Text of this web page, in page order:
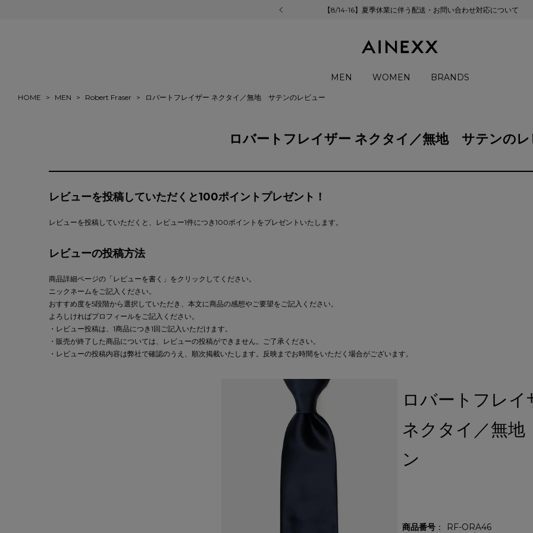
【8/14-16】夏季休業に伴う配送・お問い合わせ対応について
MEN WOMEN BRANDS
HOME MEN Robert Fraser ロバートフレイザー ネクタイ／無地 サテンのレビュー
ロバートフレイザー ネクタイ／無地 サテンのレ
レビューを投稿していただくと100ポイントプレゼント！
レビューを投稿していただくと、レビュー1件につき100ポイントをプレゼントいたします。
レビューの投稿方法
商品詳細ページの「レビューを書く」をクリックしてください。
ニックネームをご記入ください。
おすすめ度を5段階から選択していただき、本文に商品の感想やご要望をご記入ください。
よろしければプロフィールをご記入ください。
・レビュー投稿は、1商品につき1回ご記入いただけます。
・販売が終了した商品については、レビューの投稿ができません。ご了承ください。
・レビューの投稿内容は弊社で確認のうえ、順次掲載いたします。反映までお時間をいただく場合がございます。
ロバートフレイ
ネクタイ／無
ン
商品番号 RF-ORA46